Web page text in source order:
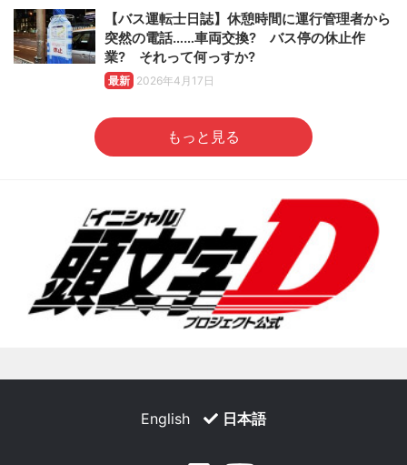
【バス運転士日誌】休憩時間に運行管理者から
突然の電話……車両交換? バス停の休止作
業? それって何っすか?
最新 2026年4月17日
もっと見る
English 日本語